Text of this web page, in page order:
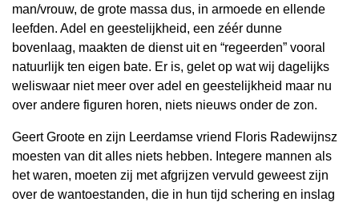
man/vrouw, de grote massa dus, in armoede en ellende
leefden. Adel en geestelijkheid, een zéér dunne
bovenlaag, maakten de dienst uit en “regeerden” vooral
natuurlijk ten eigen bate. Er is, gelet op wat wij dagelijks
weliswaar niet meer over adel en geestelijkheid maar nu
over andere figuren horen, niets nieuws onder de zon.
Geert Groote en zijn Leerdamse vriend Floris Radewijnsz
moesten van dit alles niets hebben. Integere mannen als
het waren, moeten zij met afgrijzen vervuld geweest zijn
over de wantoestanden, die in hun tijd schering en inslag